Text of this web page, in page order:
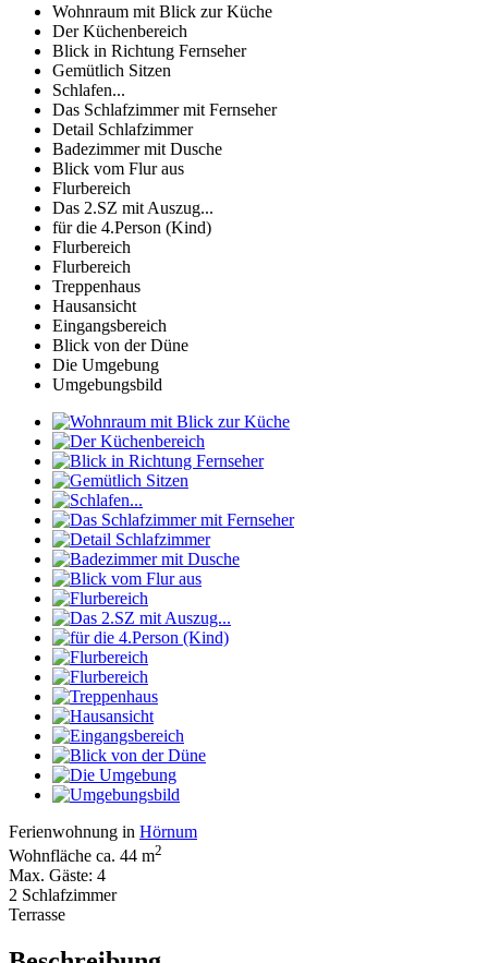
Wohnraum mit Blick zur Küche
Der Küchenbereich
Blick in Richtung Fernseher
Gemütlich Sitzen
Schlafen...
Das Schlafzimmer mit Fernseher
Detail Schlafzimmer
Badezimmer mit Dusche
Blick vom Flur aus
Flurbereich
Das 2.SZ mit Auszug...
für die 4.Person (Kind)
Flurbereich
Flurbereich
Treppenhaus
Hausansicht
Eingangsbereich
Blick von der Düne
Die Umgebung
Umgebungsbild
Ferienwohnung in Hörnum
Wohnfläche ca. 44 m2
Max. Gäste: 4
2 Schlafzimmer
Terrasse